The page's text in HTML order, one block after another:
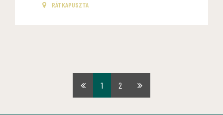
RÁTKAPUSZTA
First1 2
Last